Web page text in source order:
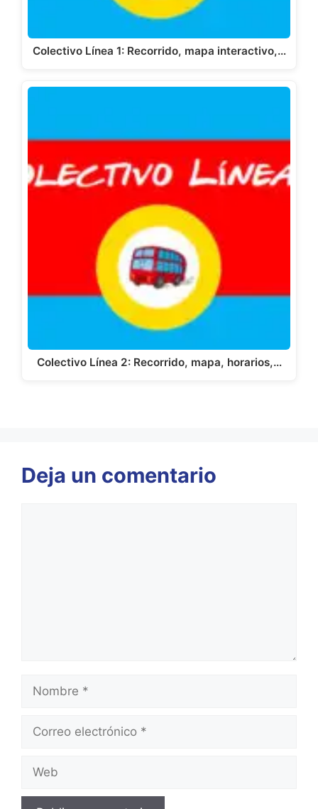
Colectivo Línea 1: Recorrido, mapa interactivo,…
Colectivo Línea 2: Recorrido, mapa, horarios,…
Deja un comentario
electrónico